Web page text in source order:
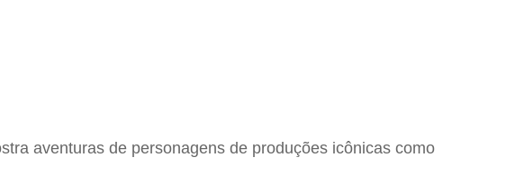
aventuras de personagens de produções icônicas como